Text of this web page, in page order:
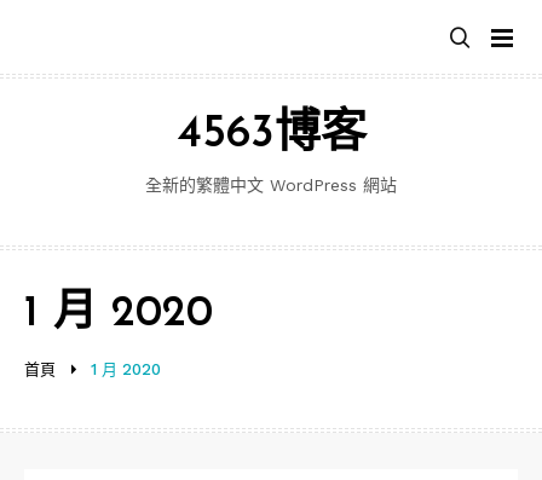
主
4563博客
全新的繁體中文 WordPress 網站
首頁 1 月 2020
1 月 2020